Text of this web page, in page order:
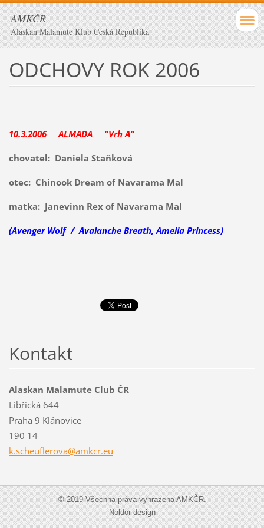
AMKČR
Alaskan Malamute Klub Česká Republika
ODCHOVY ROK 2006
10.3.2006ALMADA "Vrh A"
chovatel: Daniela Staňková
otec: Chinook Dream of Navarama Mal
matka: Janevinn Rex of Navarama Mal
(Avenger Wolf / Avalanche Breath, Amelia Princess)
Kontakt
Alaskan Malamute Club ČR
Libřická 644
Praha 9 Klánovice
190 14
k.scheuflerova@amkcr.eu
© 2019 Všechna práva vyhrazena AMKČR.
Noldor design